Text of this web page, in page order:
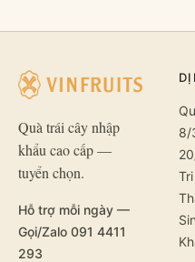
Quà trái cây nhập
khẩu cao cấp —
tuyển chọn.
Hỗ trợ mỗi ngày —
Gọi/Zalo 091 4411
293
8/